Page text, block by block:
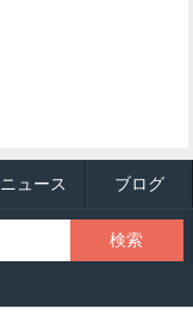
ニュース ブログ